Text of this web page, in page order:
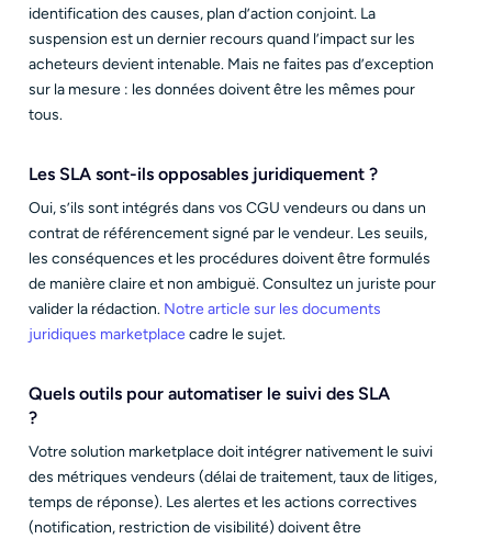
identification des causes, plan d’action conjoint. La
suspension est un dernier recours quand l’impact sur les
acheteurs devient intenable. Mais ne faites pas d’exception
sur la mesure : les données doivent être les mêmes pour
tous.
Les SLA sont-ils opposables juridiquement ?
Oui, s’ils sont intégrés dans vos CGU vendeurs ou dans un
contrat de référencement signé par le vendeur. Les seuils,
les conséquences et les procédures doivent être formulés
de manière claire et non ambiguë. Consultez un juriste pour
valider la rédaction. Notre article sur les documents
juridiques marketplacecadre le sujet.
Quels outils pour automatiser le suivi des SLA
?
Votre solution marketplace doit intégrer nativement le suivi
des métriques vendeurs (délai de traitement, taux de litiges,
temps de réponse). Les alertes et les actions correctives
(notification, restriction de visibilité) doivent être